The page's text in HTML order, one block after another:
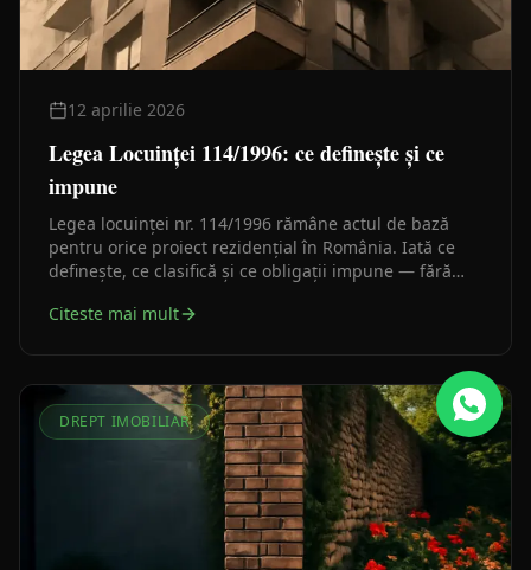
12 aprilie 2026
Legea Locuinței 114/1996: ce definește și ce
impune
Legea locuinței nr. 114/1996 rămâne actul de bază
pentru orice proiect rezidențial în România. Iată ce
definește, ce clasifică și ce obligații impune — fără
Citeste mai mult
DREPT IMOBILIAR